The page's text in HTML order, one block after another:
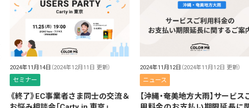
2024年11月14日 （2024年12月11日 更新）
セミナー
《終了》EC事業者さま同士の交流＆
2024年11月12日 （2024年11月12日 更新）
ニュース
【沖縄・奄美地方大雨】サービス